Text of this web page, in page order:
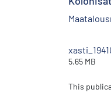
5.65 MB
This